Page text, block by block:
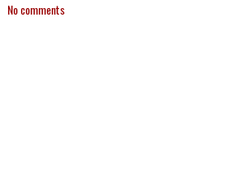
No comments